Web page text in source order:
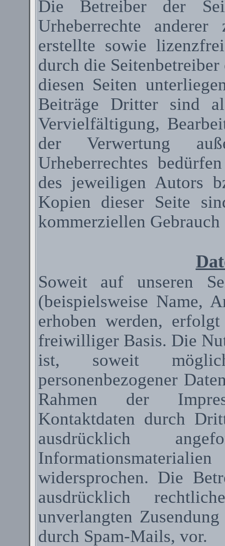
Die Betreiber der
Urheberrechte
erstellte sowie
durch die
diesen Seiten
Beiträge Dritter sind
Vervielfältigung,
der Verwertung
Urheberrechtes
des jeweiligen Autors
Kopien dieser Seite
kommerziellen Gebrauch
Soweit auf unseren
(beispielsweise Name,
erhoben werden,
freiwilliger Basis. Die
ist, soweit
personenbezogener
Rahmen der
Kontaktdaten durch
ausdrücklich
widersprochen. Die
ausdrücklich
unverlangten
durch Spam-Mails, vor.